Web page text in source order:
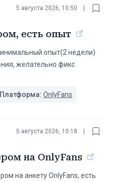
5 августа 2026, 10:50
есть опыт
опыт(2 недели)
желательно фикс
Платформа: OnlyFans
5 августа 2026, 10:18
на OnlyFans
на анкету OnlyFans, есть